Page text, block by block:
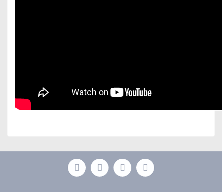
Yorum Yaz
formunu kullanarak tarafımıza iletebilirsiniz.
Görüş ve önerileriniz için teşekkür ederiz.